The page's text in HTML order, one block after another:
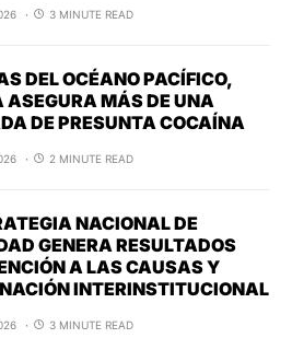
3 MINUTE READ
DEL OCÉANO PACÍFICO,
MÁS DE UNA
DE PRESUNTA COCAÍNA
2 MINUTE READ
NACIONAL DE
GENERA RESULTADOS
A LAS CAUSAS Y
INTERINSTITUCIONAL
3 MINUTE READ